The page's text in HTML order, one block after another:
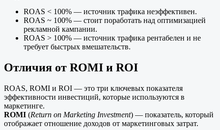
ROAS < 100% — источник трафика неэффективен.
ROAS ~ 100% — стоит поработать над оптимизацией
рекламной кампании.
ROAS > 100% — источник трафика рентабелен и не
требует быстрых вмешательств.
Отличия от ROMI и ROI
ROAS, ROMI и ROI — это три ключевых показателя
эффективности инвестиций, которые используются в
маркетинге.
ROMI (Return on Marketing Investment) — показатель, который
отображает отношение доходов от маркетинговых затрат.